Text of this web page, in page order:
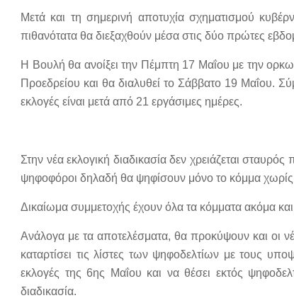
Μετά και τη σημερινή αποτυχία σχηματισμού
πιθανότατα θα διεξαχθούν μέσα στις δύο πρώτες
Η Βουλή θα ανοίξει την Πέμπτη 17 Μαΐου με την
Προεδρείου και θα διαλυθεί το Σάββατο 19 Μαΐου.
εκλογές είναι μετά από 21 εργάσιμες ημέρες.
Στην νέα εκλογική διαδικασία δεν χρειάζεται
ψηφοφόροι δηλαδή θα ψηφίσουν μόνο το κόμμα
Δικαίωμα συμμετοχής έχουν όλα τα κόμματα ακόμα
Ανάλογα με τα αποτελέσματα, θα προκύψουν και οι
καταρτίσει τις λίστες των ψηφοδελτίων με τους
εκλογές της 6ης Μαΐου και να θέσει εκτός
διαδικασία.